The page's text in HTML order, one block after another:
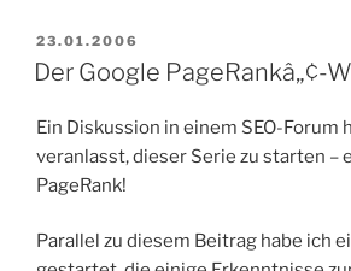
via
.htaccess“
VERÖFFENTLICHT
AM
23.01.2006
Der Google PageRankâ„¢-
Ein Diskussion in einem SEO-Forum
veranlasst, dieser Serie zu starten –
PageRank!
Parallel zu diesem Beitrag habe ich